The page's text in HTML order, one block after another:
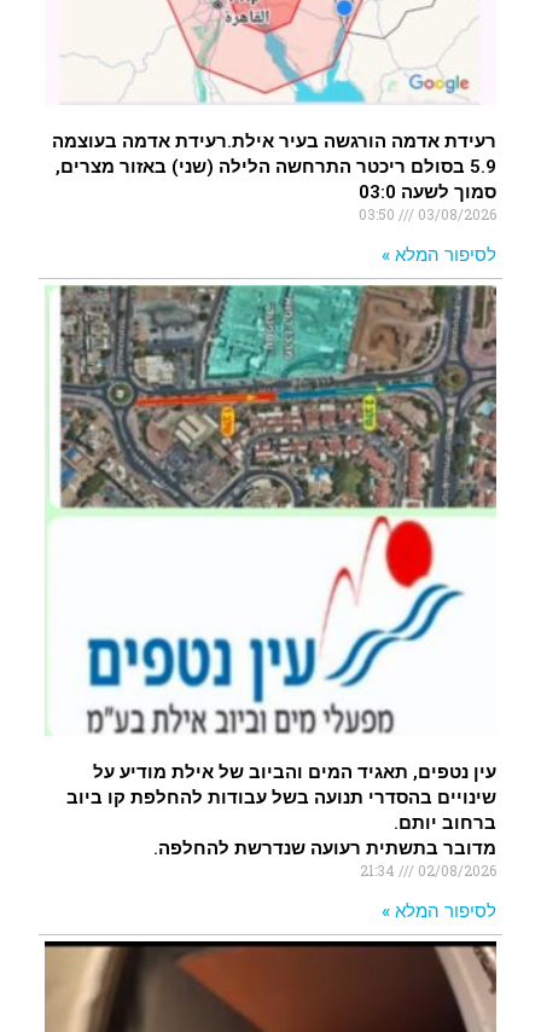
רעידת אדמה הורגשה בעיר אילת.רעידת אדמה בעוצמה
5.9 בסולם ריכטר התרחשה הלילה (שני) באזור מצרים,
סמוך לשעה 03:0
03/08/2026
לסיפור המלא »
עין נטפים, תאגיד המים והביוב של אילת מודיע על
שינויים בהסדרי תנועה בשל עבודות להחלפת קו ביוב
ברחוב יותם.
מדובר בתשתית רעועה שנדרשת להחלפה.
02/08/2026
לסיפור המלא »